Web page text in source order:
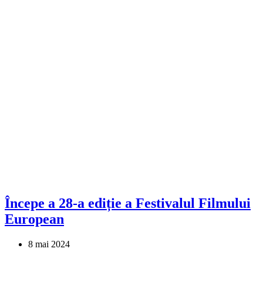
Începe a 28-a ediție a Festivalul Filmului
European
8 mai 2024